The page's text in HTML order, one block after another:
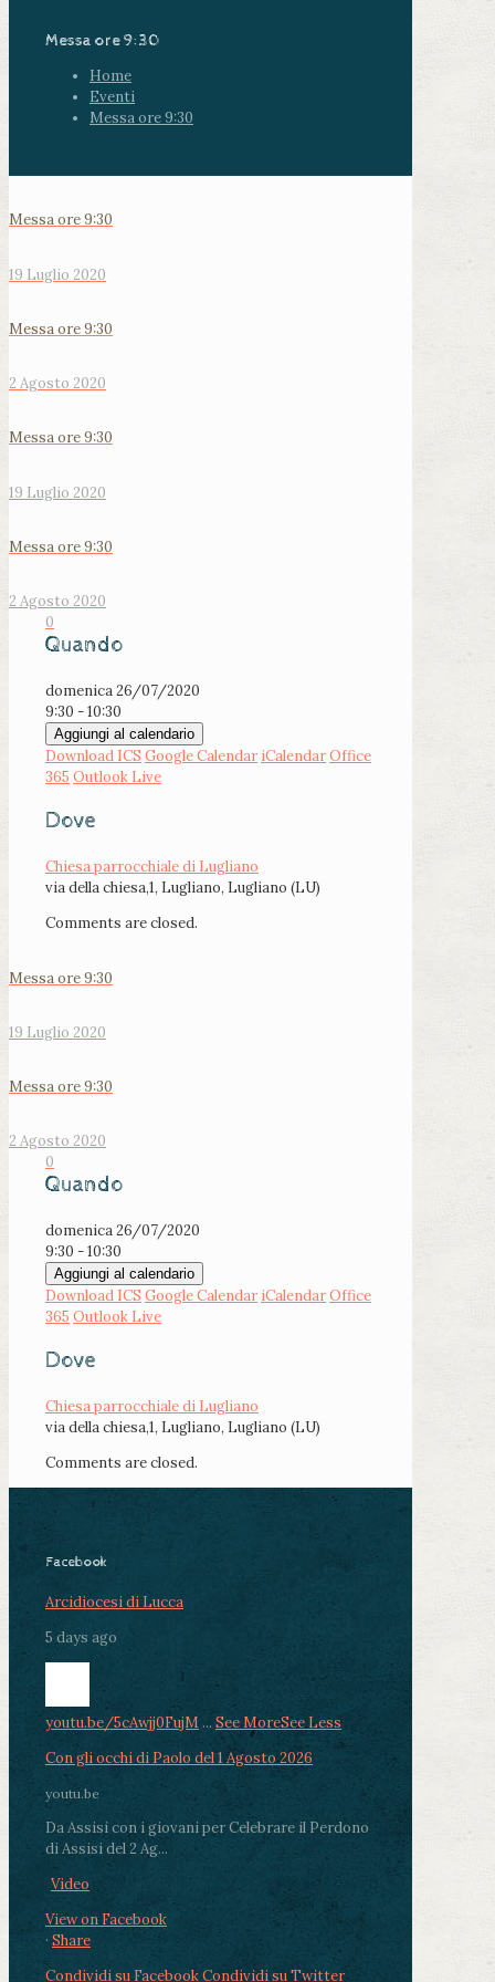
Messa ore 9:30
Home
Eventi
Messa ore 9:30
Messa ore 9:30
19 Luglio 2020
Messa ore 9:30
2 Agosto 2020
Messa ore 9:30
19 Luglio 2020
Messa ore 9:30
2 Agosto 2020
0
Quando
domenica 26/07/2020
9:30 - 10:30
Aggiungi al calendario
Download ICS Google Calendar iCalendarOffice
365 Outlook Live
Dove
Chiesa parrocchiale di Lugliano
via della chiesa,1, Lugliano, Lugliano (LU)
Comments are closed.
Messa ore 9:30
19 Luglio 2020
Messa ore 9:30
2 Agosto 2020
0
Quando
domenica 26/07/2020
9:30 - 10:30
Aggiungi al calendario
Download ICS Google Calendar iCalendarOffice
365 Outlook Live
Dove
Chiesa parrocchiale di Lugliano
via della chiesa,1, Lugliano, Lugliano (LU)
Comments are closed.
Facebook
Arcidiocesi di Lucca
5 days ago
youtu.be/5cAwjj0FujM ... See MoreSee Less
Con gli occhi di Paolo del 1 Agosto 2026
youtu.be
Da Assisi con i giovani per Celebrare il Perdono
di Assisi del 2 Ag...
Video
View on Facebook
· Share
Condividi su FacebookCondividi su Twitter